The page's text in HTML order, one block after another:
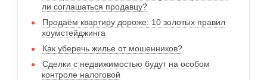
ли соглашаться продавцу?
Продаём квартиру дороже: 10 золотых правил
хоумстейджинга
Как уберечь жилье от мошенников?
Сделки с недвижимостью будут на особом
контроле налоговой